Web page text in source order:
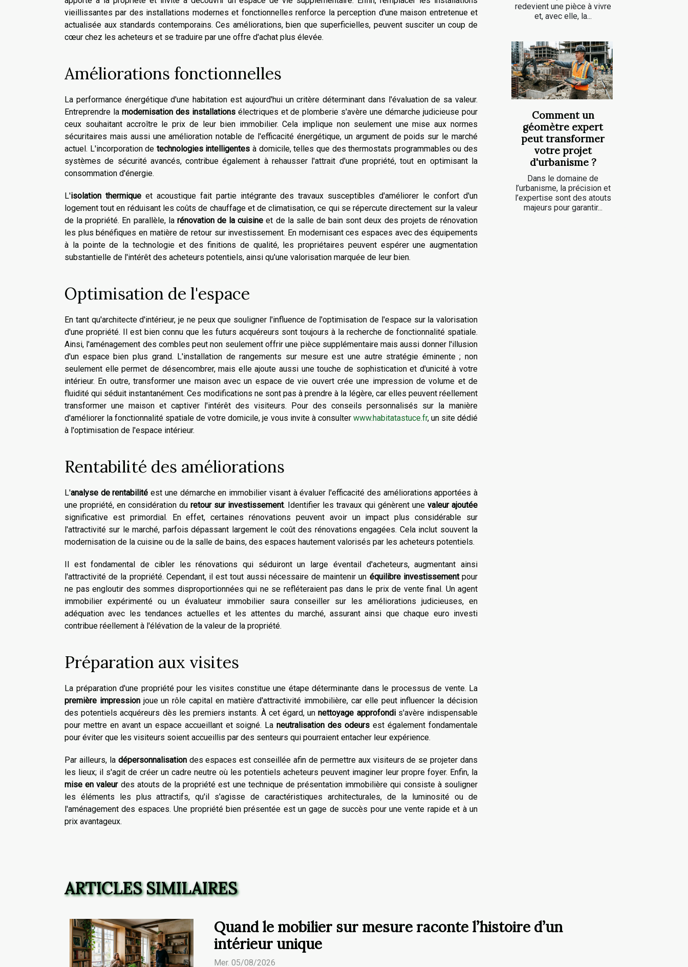
vieillissantes par des installations modernes et fonctionnelles renforce la perception d'une maison entretenue et
actualisée aux standards contemporains. Ces améliorations, bien que superficielles, peuvent susciter un coup de
cœur chez les acheteurs et se traduire par une offre d'achat plus élevée.
Améliorations fonctionnelles
La performance énergétique d'une habitation est aujourd'hui un critère déterminant dans l'évaluation de sa valeur.
Entreprendre la modernisation des installationsélectriques et de plomberie s'avère une démarche judicieuse pour
ceux souhaitant accroître le prix de leur bien immobilier. Cela implique non seulement une mise aux normes
sécuritaires mais aussi une amélioration notable de l'efficacité énergétique, un argument de poids sur le marché
actuel. L'incorporation de technologies intelligentes à domicile, telles que des thermostats programmables ou des
systèmes de sécurité avancés, contribue également à rehausser l'attrait d'une propriété, tout en optimisant la
consommation d'énergie.
L'isolation thermiqueet acoustique fait partie intégrante des travaux susceptibles d'améliorer le confort d'un
logement tout en réduisant les coûts de chauffage et de climatisation, ce qui se répercute directement sur la valeur
de la propriété. En parallèle, la rénovation de la cuisine et de la salle de bain sont deux des projets de rénovation
les plus bénéfiques en matière de retour sur investissement. En modernisant ces espaces avec des équipements
à la pointe de la technologie et des finitions de qualité, les propriétaires peuvent espérer une augmentation
substantielle de l'intérêt des acheteurs potentiels, ainsi qu'une valorisation marquée de leur bien.
Optimisation de l'espace
En tant qu'architecte d'intérieur, je ne peux que souligner l'influence de l'optimisation de l'espace sur la valorisation
d'une propriété. Il est bien connu que les futurs acquéreurs sont toujours à la recherche de fonctionnalité spatiale.
Ainsi, l'aménagement des combles peut non seulement offrir une pièce supplémentaire mais aussi donner l'illusion
d'un espace bien plus grand. L'installation de rangements sur mesure est une autre stratégie éminente ; non
seulement elle permet de désencombrer, mais elle ajoute aussi une touche de sophistication et d'unicité à votre
intérieur. En outre, transformer une maison avec un espace de vie ouvert crée une impression de volume et de
fluidité qui séduit instantanément. Ces modifications ne sont pas à prendre à la légère, car elles peuvent réellement
transformer une maison et captiver l'intérêt des visiteurs. Pour des conseils personnalisés sur la manière
d'améliorer la fonctionnalité spatiale de votre domicile, je vous invite à consulter www.habitatastuce.fr, un site dédié
à l'optimisation de l'espace intérieur.
Rentabilité des améliorations
L'analyse de rentabilité est une démarche en immobilier visant à évaluer l'efficacité des améliorations apportées à
une propriété, en considération du retour sur investissement. Identifier les travaux qui génèrent une valeur ajoutée
significative est primordial. En effet, certaines rénovations peuvent avoir un impact plus considérable sur
l'attractivité sur le marché, parfois dépassant largement le coût des rénovations engagées. Cela inclut souvent la
modernisation de la cuisine ou de la salle de bains, des espaces hautement valorisés par les acheteurs potentiels.
Il est fondamental de cibler les rénovations qui séduiront un large éventail d'acheteurs, augmentant ainsi
l'attractivité de la propriété. Cependant, il est tout aussi nécessaire de maintenir un équilibre investissementpour
ne pas engloutir des sommes disproportionnées qui ne se refléteraient pas dans le prix de vente final. Un agent
immobilier expérimenté ou un évaluateur immobilier saura conseiller sur les améliorations judicieuses, en
adéquation avec les tendances actuelles et les attentes du marché, assurant ainsi que chaque euro investi
contribue réellement à l'élévation de la valeur de la propriété.
Préparation aux visites
La préparation d'une propriété pour les visites constitue une étape déterminante dans le processus de vente. La
première impressionjoue un rôle capital en matière d'attractivité immobilière, car elle peut influencer la décision
des potentiels acquéreurs dès les premiers instants. À cet égard, unnettoyage approfondis'avère indispensable
pour mettre en avant un espace accueillant et soigné. Laneutralisation des odeurs est également fondamentale
pour éviter que les visiteurs soient accueillis par des senteurs qui pourraient entacher leur expérience.
Par ailleurs, la dépersonnalisationdes espaces est conseillée afin de permettre aux visiteurs de se projeter dans
les lieux; il s'agit de créer un cadre neutre où les potentiels acheteurs peuvent imaginer leur propre foyer. Enfin, la
mise en valeurdes atouts de la propriété est une technique de présentation immobilière qui consiste à souligner
les éléments les plus attractifs, qu'il s'agisse de caractéristiques architecturales, de la luminosité ou de
l'aménagement des espaces. Une propriété bien présentée est un gage de succès pour une vente rapide et à un
prix avantageux.
redevient une pièce à vivre
et, avec elle, la...
Comment un
géomètre expert
peut transformer
votre projet
d'urbanisme ?
Dans le domaine de
l’urbanisme, la précision et
l’expertise sont des atouts
majeurs pour garantir...
ARTICLES SIMILAIRES
Quand le mobilier sur mesure raconte l’histoire d’un
intérieur unique
Mer. 05/08/2026